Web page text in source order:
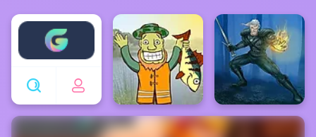
Enjoy4fun